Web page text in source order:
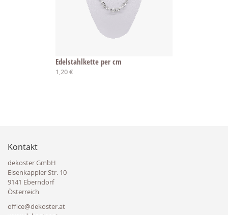
Edelstahlkette per cm
1,20 €
Kontakt
dekoster GmbH
Eisenkappler Str. 10
9141 Eberndorf
Österreich
office@dekoster.at